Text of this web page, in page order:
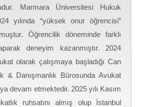
Marmara Üniversitesi Hukuk
yılında “yüksek onur öğrencisi”
Öğrencilik döneminde farklı
deneyim kazanmıştır. 2024
olarak çalışmaya başladığı Can
& Danışmanlık Bürosunda Avukat
devam etmektedir. 2025 yılı Kasım
ruhsatını almış olup İstanbul